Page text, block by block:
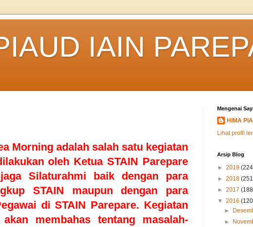
IAIN
Morning adalah salah satu kegiatan
oleh Ketua STAIN Parepare
Silaturahmi baik dengan para
STAIN maupun dengan para
di STAIN Parepare. Kegiatan
membahas tentang masalah-
Mengenai
HIMA
Lihat profil
Arsip Blog
► 2019
► 2018
► 2017
▼ 2016
►
►